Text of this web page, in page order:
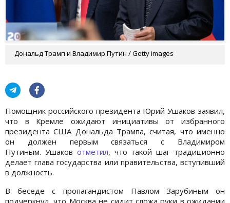
Дональд Трамп и Владимир Путин / Getty images
Помощник российского президента Юрий Ушаков заявил,
что в Кремле ожидают инициативы от избранного
президента США Дональда Трампа, считая, что именно
он должен первым связаться с Владимиром
Путиным. Ушаков отметил, что такой шаг традиционно
делает глава государства или правительства, вступивший
в должность.
В беседе с пропагандистом Павлом Зарубиным он
подчеркнул, что Москва не сидит сложа руки в ожидании